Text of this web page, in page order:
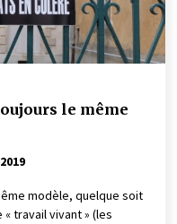
le même
modèle, quelque soit
travail vivant » (les